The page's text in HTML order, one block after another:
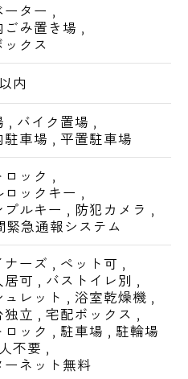
ルまで408m
ンまで459m
ーター ,
ごみ置き場 ,
クス
内
, バイク置場 ,
駐車場 , 平置駐車場
ック ,
ロックキー ,
プルキー , 防犯カメラ ,
緊急通報システム
ナーズ , ペット可 ,
居可 , バストイレ別 ,
ュレット , 浴室乾燥機 ,
独立 ,宅配ボックス ,
ック , 駐車場 , 駐輪場
不要 ,
ーネット無料